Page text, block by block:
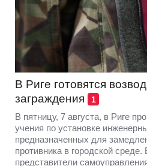
В Риге готовятся
заграждения
1
В пятницу, 7 августа, в Риге
учения по установке
предназначенных для
противника в городской
представители